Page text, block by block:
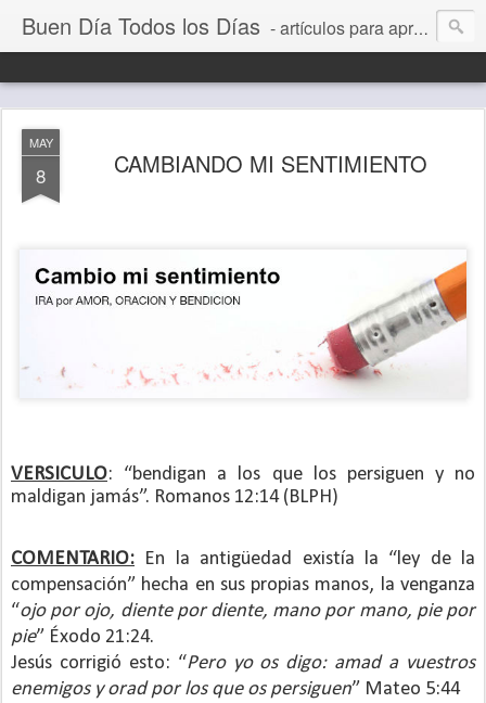
Buen Día Todos los Días - artículos para aprender a vivir mejor, un día a la vez. Por Juan C Quintero
MAY
8 CAMBIANDO MI SENTIMIENTO
VERSICULO: “bendigan a los que los persiguen y no
maldigan jamás”. Romanos 12:14 (BLPH)
COMENTARIO: En la antigüedad existía la “ley de la
compensación” hecha en sus propias manos, la venganza
“ojo por ojo, diente por diente, mano por mano, pie por
pie” Éxodo 21:24.
Jesús corrigió esto: “Pero yo os digo: amad a vuestros
enemigos y orad por los que os persiguen” Mateo 5:44